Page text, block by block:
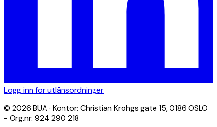
Logg inn for utlånsordninger
© 2026 BUA · Kontor: Christian Krohgs gate 15, 0186 OSLO
- Org.nr: 924 290 218